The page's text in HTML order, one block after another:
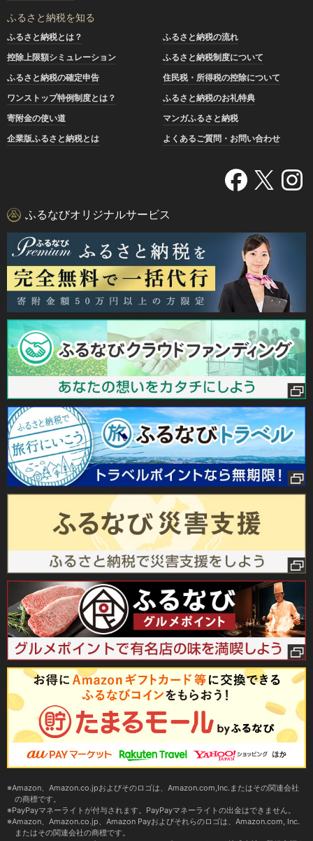
ふるさと納税を知る
ふるさと納税とは？
ふるさと納税の流れ
控除上限額シミュレーション
ふるさと納税制度について
ふるさと納税の確定申告
住民税・所得税の控除について
ワンストップ特例制度とは？
ふるさと納税のお礼特典
寄附金の使い道
マンガふるさと納税
企業版ふるさと納税とは
よくあるご質問・お問い合わせ
ふるなびオリジナルサービス
Amazon、Amazon.co.jpおよびそのロゴは、Amazon.com,Inc.またはその関連会社
の商標です。
PayPayマネーライトが付与されます。PayPayマネーライトの出金はできません。
Amazon、Amazon.co.jp、Amazon Payおよびそれらのロゴは、Amazon.com, Inc.
またはその関連会社の商標です。